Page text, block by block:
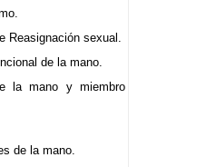
Reasignación sexual.
de la mano.
la mano y miembro
de la mano.